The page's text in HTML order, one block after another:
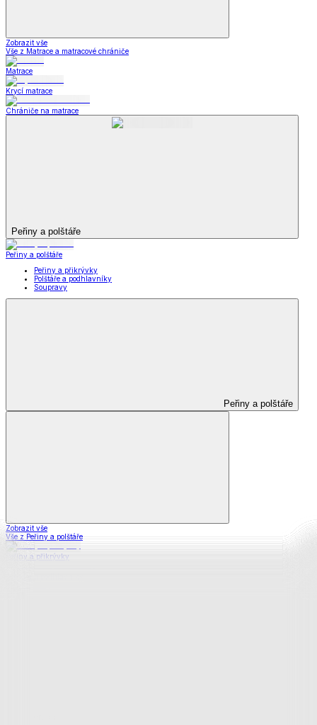
Zobrazit vše
Vše z Matrace a matracové chrániče
Matrace
Krycí matrace
Chrániče na matrace
Peřiny a polštáře
Peřiny a polštáře
Peřiny a přikrývky
Polštáře a podhlavníky
Soupravy
Peřiny a polštáře
Zobrazit vše
Vše z Peřiny a polštáře
Peřiny a přikrývky